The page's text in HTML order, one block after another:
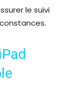
le suivi